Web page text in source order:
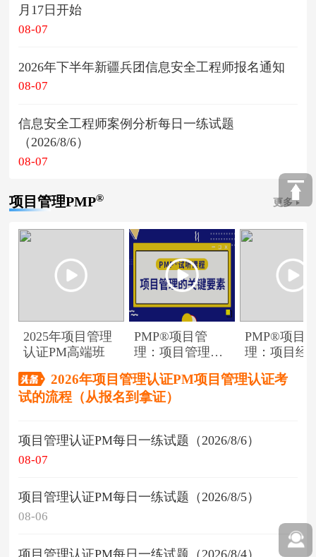
月17日开始
08-07
2026年下半年新疆兵团信息安全工程师报名通知
08-07
信息安全工程师案例分析每日一练试题
（2026/8/6）
08-07
项目管理PMP® 更多
2025年项目管理
认证PM高端班
PMP®项目管
理：项目管理的
PMP®项目
理：项目经
2026年项目管理认证PM项目管理认证考
试的流程（从报名到拿证）
项目管理认证PM每日一练试题（2026/8/6）
08-07
项目管理认证PM每日一练试题（2026/8/5）
08-06
项目管理认证PM每日一练试题（2026/8/4）